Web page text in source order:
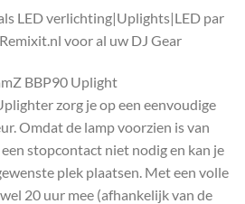
LED verlichting|Uplights|LED par
voor al uw DJ Gear
BBP90 Uplight
zorg je op een eenvoudige
Omdat de lamp voorzien is van
stopcontact niet nodig en kan je
plek plaatsen. Met een volle
20 uur mee (afhankelijk van de